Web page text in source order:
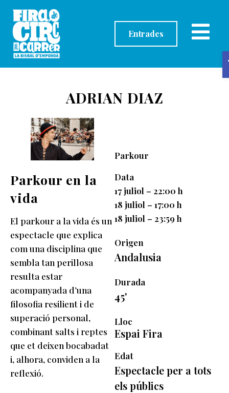
Entrades
ADRIAN DIAZ
Parkour en la
vida
El parkour a la vida és un
espectacle que explica
com una disciplina que
sembla tan perillosa
resulta estar
acompanyada d’una
filosofia resilient i de
superació personal,
combinant salts i reptes
que et deixen bocabadat
i, alhora, conviden a la
reflexió.
Parkour
Data
17 juliol – 22:00 h
18 juliol – 17:00 h
18 juliol – 23:59 h
Origen
Andalusia
Durada
45'
Lloc
Espai Fira
Edat
Espectacle per a tots
els públics